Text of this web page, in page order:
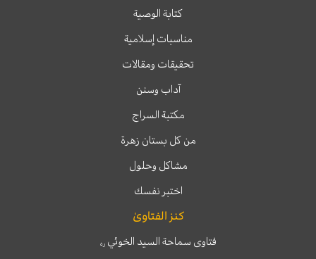
كتابة الوصية
مناسبات إسلامية
تحقيقات ومقالات
آداب وسنن
مكتبة السراج
من كل بستان زهرة
مشاكل وحلول
اختبر نفسك
كنز الفتاوىٰ
فتاوى سماحة السيد الخوئيره